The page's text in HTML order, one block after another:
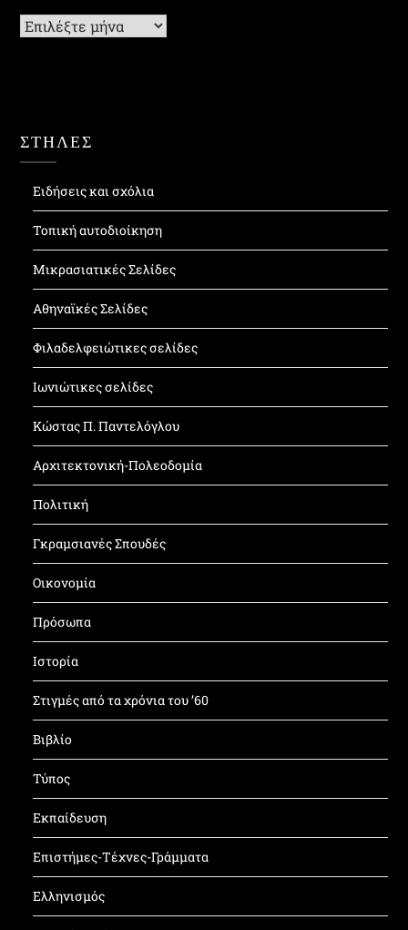
Ιστορικό
ΣΤΗΛΕΣ
Ειδήσεις και σχόλια
Τοπική αυτοδιοίκηση
Μικρασιατικές Σελίδες
Αθηναϊκές Σελίδες
Φιλαδελφειώτικες σελίδες
Ιωνιώτικες σελίδες
Κώστας Π. Παντελόγλου
Αρχιτεκτονική-Πολεοδομία
Πολιτική
Γκραμσιανές Σπουδές
Οικονομία
Πρόσωπα
Ιστορία
Στιγμές από τα χρόνια του ’60
Βιβλίο
Τύπος
Εκπαίδευση
Επιστήμες-Τέχνες-Γράμματα
Ελληνισμός